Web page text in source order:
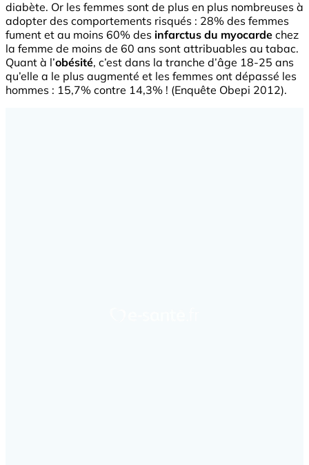
diabète. Or les femmes sont de plus en plus nombreuses à
adopter des comportements risqués : 28% des femmes
fument et au moins 60% des infarctus du myocarde chez
la femme de moins de 60 ans sont attribuables au tabac.
Quant à l’obésité, c’est dans la tranche d’âge 18-25 ans
qu’elle a le plus augmenté et les femmes ont dépassé les
hommes : 15,7% contre 14,3% ! (Enquête Obepi 2012).